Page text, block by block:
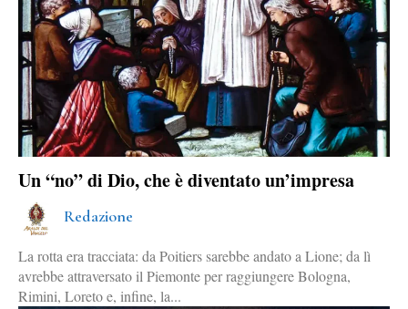
Un “no” di Dio, che è diventato un’impresa
Redazione
La rotta era tracciata: da Poitiers sarebbe andato a Lione; da lì
avrebbe attraversato il Piemonte per raggiungere Bologna,
Rimini, Loreto e, infine, la...